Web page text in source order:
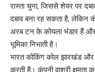
रास्ता चुना, जिससे शेयर पर
दबाव बना रह सकता है, लेकिन
अरब टन के कोयला भंडार हैं
भूमिका निभाती है।
भारत कोकिंग कोल झारखंड
करती है। कंपनी वाशरी क्षमता